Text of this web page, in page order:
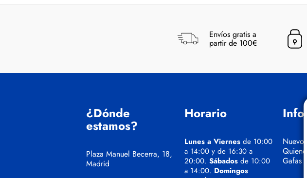
Envíos gratis a
partir de 100€
¿Dónde
estamos?
Plaza Manuel Becerra, 18,
Madrid
Horario
Lunes a Viernes de 10:00
a 14:00 y de 16:30 a
20:00. Sábados de 10:00
a 14:00. Domingos
Gafas